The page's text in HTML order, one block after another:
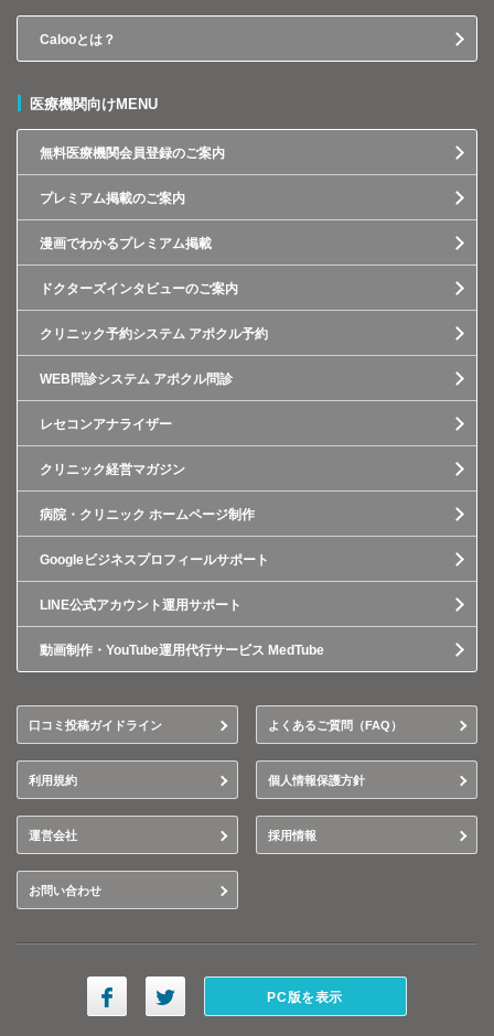
Calooとは？
医療機関向けMENU
無料医療機関会員登録のご案内
プレミアム掲載のご案内
漫画でわかるプレミアム掲載
ドクターズインタビューのご案内
クリニック予約システム アポクル予約
WEB問診システム アポクル問診
レセコンアナライザー
クリニック経営マガジン
病院・クリニック ホームページ制作
Googleビジネスプロフィールサポート
LINE公式アカウント運用サポート
動画制作・YouTube運用代行サービス MedTube
口コミ投稿ガイドライン よくあるご質問（FAQ）
利用規約 個人情報保護方針
運営会社 採用情報
お問い合わせ
PC版を表示